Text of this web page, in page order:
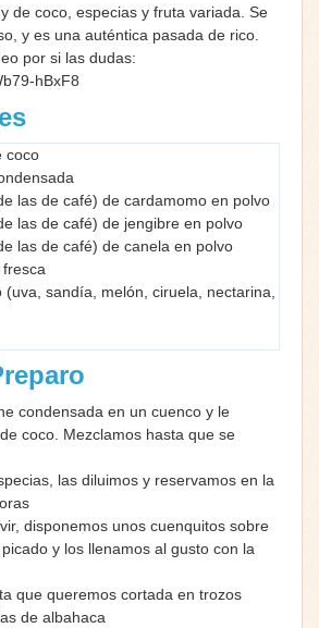
de coco, especias y fruta variada. Se
y es una auténtica pasada de rico.
por si las dudas:
hBxF8
coco
las de café) de cardamomo en polvo
las de café) de jengibre en polvo
las de café) de canela en polvo
fresca
(uva, sandía, melón, ciruela, nectarina,
condensada en un cuenco y le
coco. Mezclamos hasta que se
las diluimos y reservamos en la
disponemos unos cuenquitos sobre
y los llenamos al gusto con la
que queremos cortada en trozos
de albahaca